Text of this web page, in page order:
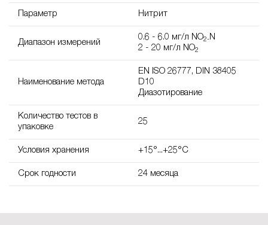
Параметр Нитрит
Диапазон измерений
0.6 - 6.0 мг/л NO2-N
2 - 20 мг/л NO2
Наименование метода
EN ISO 26777, DIN 38405
D10
Диазотирование
Количество тестов в
упаковке
25
Условия хранения +15°...+25°C
Срок годности 24 месяца